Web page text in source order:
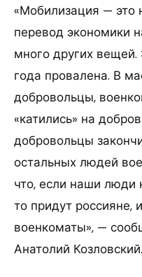
«Мобилизация — это
перевод экономики
много других вещей.
года провалена. В
добровольцы,
«катились» на
добровольцы
остальных людей
что, если наши люди
то придут россияне,
военкоматы», —
Анатолий Козловский.